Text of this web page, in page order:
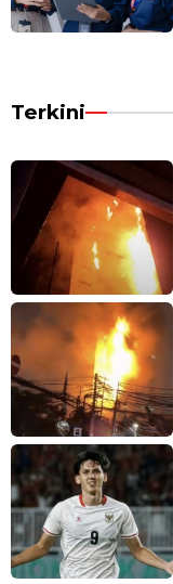
Terkini